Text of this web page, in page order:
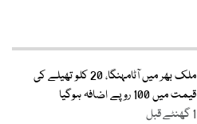
ملک بھر میں آٹامہنگا، 20 کلو تھیلے کی
قیمت میں 100 روپے اضافہ ہوگیا
1 گھنٹے قبل